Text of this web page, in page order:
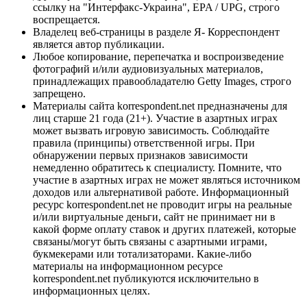
ссылку на "Интерфакс-Украина", EPA / UPG, строго
воспрещается.
Владелец веб-страницы в разделе Я- Корреспондент
является автор публикации.
Любое копирование, перепечатка и воспроизведение
фотографий и/или аудиовизуальных материалов,
принадлежащих правообладателю Getty Images, строго
запрещено.
Материалы сайта korrespondent.net предназначены для
лиц старше 21 года (21+). Участие в азартных играх
может вызвать игровую зависимость. Соблюдайте
правила (принципы) ответственной игры. При
обнаружении первых признаков зависимости
немедленно обратитесь к специалисту. Помните, что
участие в азартных играх не может являться источником
доходов или альтернативой работе. Информационный
ресурс korrespondent.net не проводит игры на реальные
и/или виртуальные деньги, сайт не принимает ни в
какой форме оплату ставок и других платежей, которые
связаны/могут быть связаны с азартными играми,
букмекерами или тотализаторами. Какие-либо
материалы на информационном ресурсе
korrespondent.net публикуются исключительно в
информационных целях.